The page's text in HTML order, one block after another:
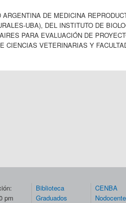
DE MEDICINA
UBA), DEL INSTITUTO DE
PARA EVALUACIÓN DE
CIENCIAS VETERINARIAS Y
pm
Biblioteca
Graduados
CENBA